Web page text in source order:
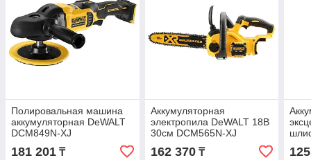
Полировальная машина
аккумуляторная DeWALT
DCM849N-XJ
181 201 ₸
Аккумуляторная
электропила DeWALT 18В
30см DCM565N-XJ
162 370₸